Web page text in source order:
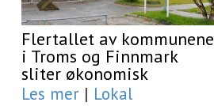
Flertallet av kommunene
i Troms og Finnmark
sliter økonomisk
Les mer | Lokal